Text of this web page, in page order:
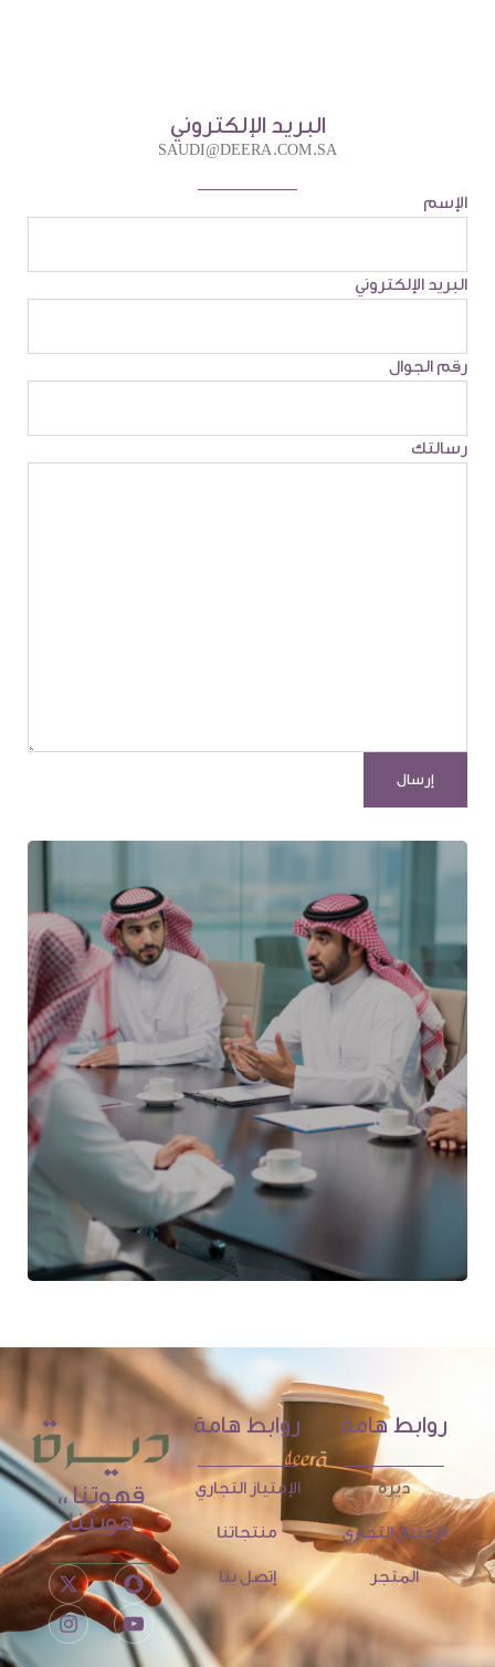
البريد الإلكتروني
SAUDI@DEERA.COM.SA
الإسم
البريد الإلكتروني
رقم الجوال
رسالتك
قهوتنا ،،
هويتنا
روابط هامة
ديرة
الإمتياز التجاري
المتجر
روابط هامة
الإمتياز التجاري
منتجاتنا
إتصل بنا